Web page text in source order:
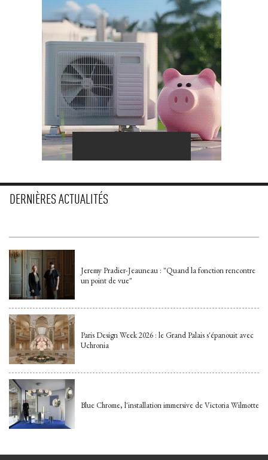
DERNIÈRES ACTUALITÉS
Jeremy Pradier-Jeauneau : "Quand la fonction rencontre
un point de vue"
Paris Design Week 2026 : le Grand Palais s'épanouit avec
Uchronia
Blue Chrome, l'installation immersive de Victoria Wilmotte